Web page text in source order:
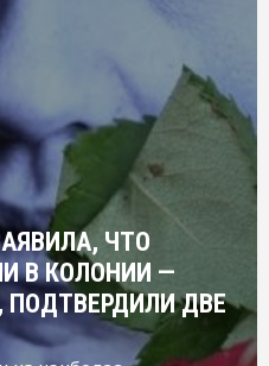
ЧТО
В КОЛОНИИ —
ПОДТВЕРДИЛИ ДВЕ